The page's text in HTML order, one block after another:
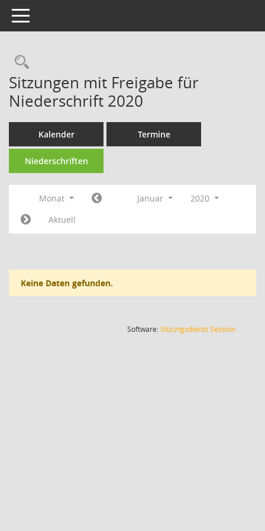
Toggle navigation
Rechercheauswahl
Sitzungen mit Freigabe für
Niederschrift 2020
Kalender Termine
Niederschriften
Monat Januar
2020
Aktuell
Keine Daten gefunden.
Software:SitzungsdienstSession(Wird in